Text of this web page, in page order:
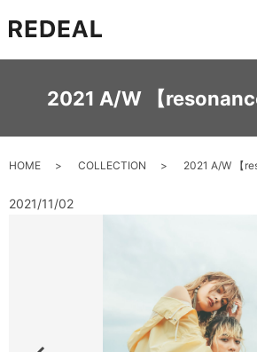
2021 A/W 【
HOME COLLECTION 2021 A/W 【
2021/11/02